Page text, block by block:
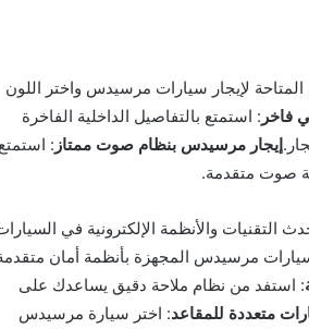
لإيجار سيارات مرسيدس واختر اللون
فاخر : استمتع بالتفاصيل الداخلية الفاخرة
إيجار مرسيدس بنظام صوت ممتاز : استمتع
صوت متقدمة.
التقنيات والأنظمة الإلكترونية في
مرسيدس المجهزة بأنظمة أمان
: استفد من نظام ملاحة دقيق يساعدك على
متعددة للمقاعد: اختر سيارة مرسيدس